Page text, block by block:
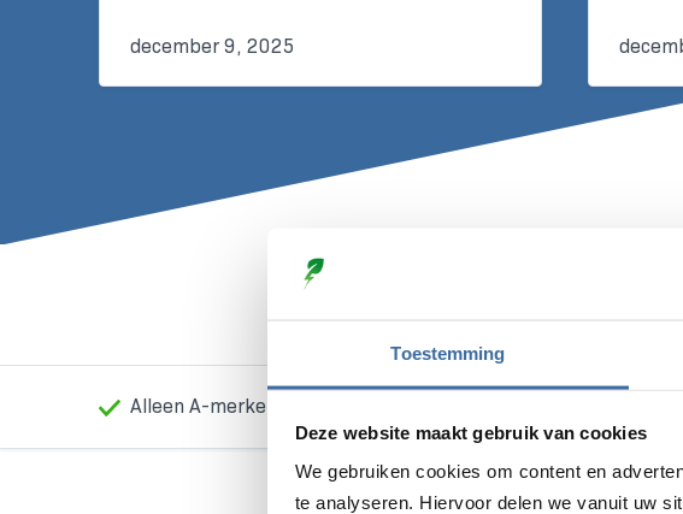
Toestemming
Deze website maakt gebruik van cookies
We gebruiken cookies om content en
te analyseren. Hiervoor delen we vanuit uw
december 9, 2025
Alleen A-merken